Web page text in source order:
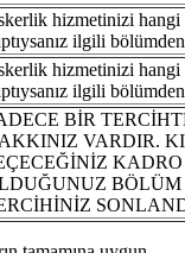
hizmetinizi hangi
ilgili
hizmetinizi hangi
ilgili
BİR
VARDIR.